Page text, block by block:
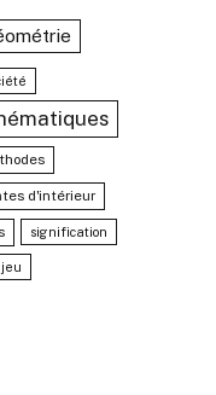
d'intérieur
signification